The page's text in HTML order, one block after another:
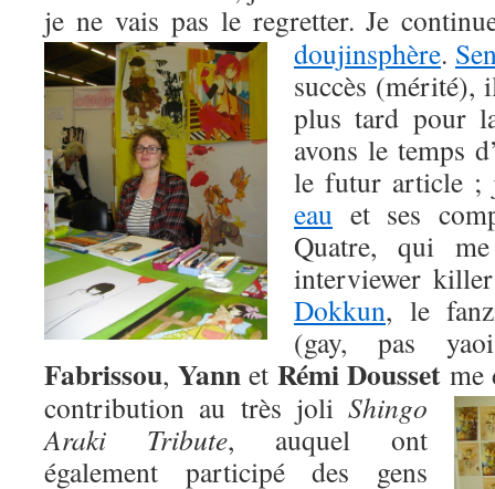
je ne vais pas le regretter. Je
doujinsphère.
succès (mérité),
plus tard pour
avons le temps
le futur article ;
eau et ses
Quatre, qui
interviewer
Dokkun, le
(gay, pas
Fabrissou, Yannet Rémi Dousset me
contribution au très joli Shingo
Araki Tribute, auquel ont
également participé des gens